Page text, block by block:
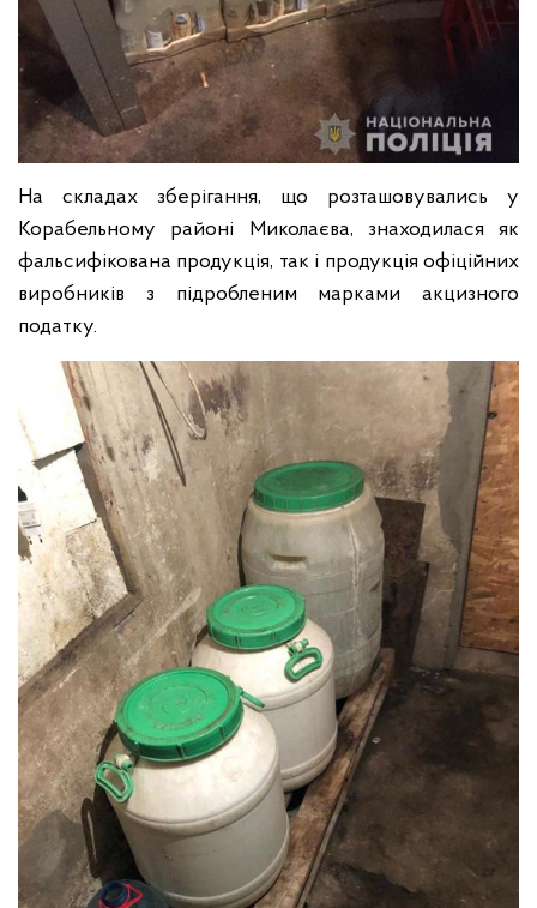
На складах зберігання, що розташовувались у
Корабельному районі Миколаєва, знаходилася як
фальсифікована продукція, так і продукція офіційних
виробників з підробленим марками акцизного
податку.